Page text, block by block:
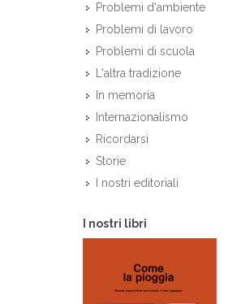
Problemi d'ambiente
Problemi di lavoro
Problemi di scuola
L'altra tradizione
In memoria
Internazionalismo
Ricordarsi
Storie
I nostri editoriali
I nostri libri